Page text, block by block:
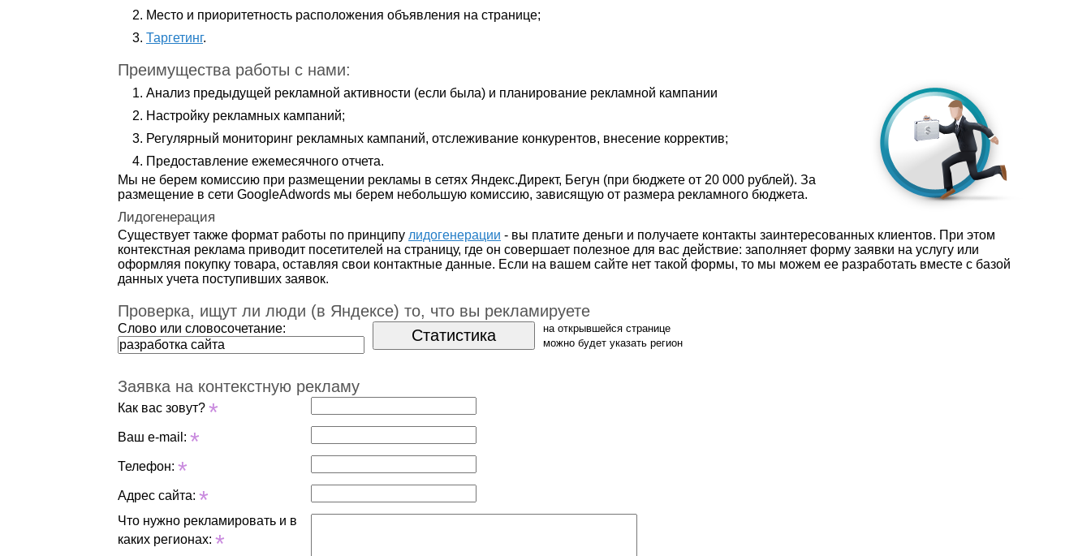
Место и приоритетность расположения объявления на странице;
Таргетинг.
Преимущества работы с нами:
Анализ предыдущей рекламной активности (если была) и планирование рекламной кампании
Настройку рекламных кампаний;
Регулярный мониторинг рекламных кампаний, отслеживание конкурентов, внесение корректив;
Предоставление ежемесячного отчета.
Мы не берем комиссию при размещении рекламы в сетях Яндекс.Директ, Бегун (при бюджете от 20 000 рублей). За
размещение в сети GoogleAdwords мы берем небольшую комиссию, зависящую от размера рекламного бюджета.
Лидогенерация
Существует также формат работы по принципу лидогенерации - вы платите деньги и получаете контакты заинтересованных клиентов. При этом
контекстная реклама приводит посетителей на страницу, где он совершает полезное для вас действие: заполняет форму заявки на услугу или
оформляя покупку товара, оставляя свои контактные данные. Если на вашем сайте нет такой формы, то мы можем ее разработать вместе с базой
данных учета поступивших заявок.
Проверка, ищут ли люди (в Яндексе) то, что вы рекламируете
Слово или словосочетание:
на открывшейся странице
можно будет указать регион
Заявка на контекстную рекламу
Как вас зовут? *
Ваш e-mail: *
Телефон: *
Адрес сайта: *
Что нужно рекламировать и в
каких регионах: *